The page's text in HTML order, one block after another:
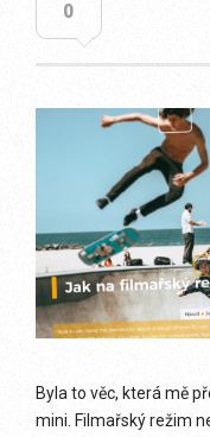
0
Byla to věc, která mě
mini. Filmařský režim